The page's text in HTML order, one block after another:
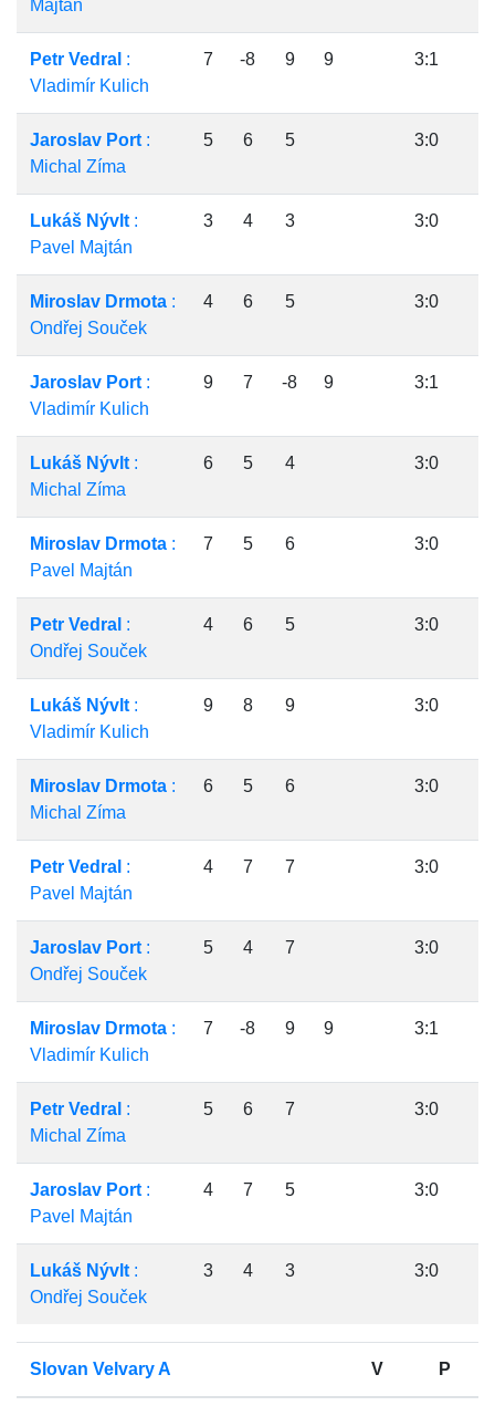
Majtán
Petr Vedral :
Vladimír Kulich
7 -8 9 9 3:1
Jaroslav Port :
Michal Zíma
5 6 5 3:0
Lukáš Nývlt :
Pavel Majtán
3 4 3 3:0
Miroslav Drmota :
Ondřej Souček
4 6 5 3:0
Jaroslav Port :
Vladimír Kulich
9 7 -8 9 3:1
Lukáš Nývlt :
Michal Zíma
6 5 4 3:0
Miroslav Drmota :
Pavel Majtán
7 5 6 3:0
Petr Vedral :
Ondřej Souček
4 6 5 3:0
Lukáš Nývlt :
Vladimír Kulich
9 8 9 3:0
Miroslav Drmota :
Michal Zíma
6 5 6 3:0
Petr Vedral :
Pavel Majtán
4 7 7 3:0
Jaroslav Port :
Ondřej Souček
5 4 7 3:0
Miroslav Drmota :
Vladimír Kulich
7 -8 9 9 3:1
Petr Vedral :
Michal Zíma
5 6 7 3:0
Jaroslav Port :
Pavel Majtán
4 7 5 3:0
Lukáš Nývlt :
Ondřej Souček
3 4 3 3:0
Slovan Velvary A V P